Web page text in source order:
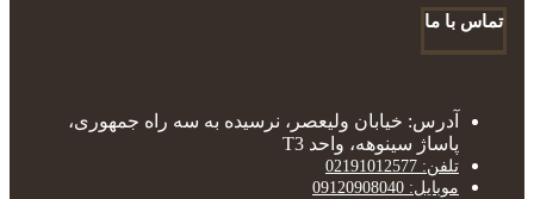
تماس با ما
آدرس: خیابان ولیعصر، نرسیده به سه راه جمهوری،
پاساژ سینوهه، واحد T3
تلفن: 02191012577
موبایل: 09120908040